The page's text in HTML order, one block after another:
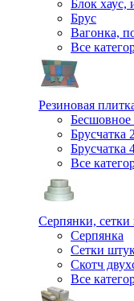
Блок хаус,
Брус
Вагонка,
Все
Резиновая
Брусчатка
Брусчатка
Все
Серпянки, сетки
Серпянка
Сетки
Скотч
Все